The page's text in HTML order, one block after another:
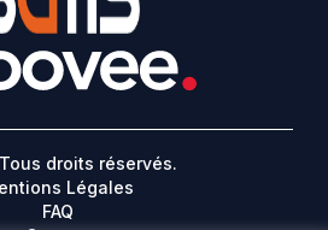
droits réservés.
Légales
FAQ